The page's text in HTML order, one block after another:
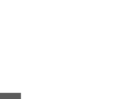
czcionki